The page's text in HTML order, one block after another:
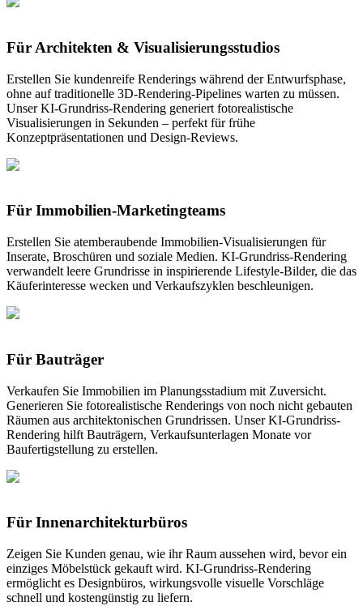
Für Architekten & Visualisierungsstudios
Erstellen Sie kundenreife Renderings während der Entwurfsphase,
ohne auf traditionelle 3D-Rendering-Pipelines warten zu müssen.
Unser KI-Grundriss-Rendering generiert fotorealistische
Visualisierungen in Sekunden – perfekt für frühe
Konzeptpräsentationen und Design-Reviews.
Für Immobilien-Marketingteams
Erstellen Sie atemberaubende Immobilien-Visualisierungen für
Inserate, Broschüren und soziale Medien. KI-Grundriss-Rendering
verwandelt leere Grundrisse in inspirierende Lifestyle-Bilder, die das
Käuferinteresse wecken und Verkaufszyklen beschleunigen.
Für Bauträger
Verkaufen Sie Immobilien im Planungsstadium mit Zuversicht.
Generieren Sie fotorealistische Renderings von noch nicht gebauten
Räumen aus architektonischen Grundrissen. Unser KI-Grundriss-
Rendering hilft Bauträgern, Verkaufsunterlagen Monate vor
Baufertigstellung zu erstellen.
Für Innenarchitekturbüros
Zeigen Sie Kunden genau, wie ihr Raum aussehen wird, bevor ein
einziges Möbelstück gekauft wird. KI-Grundriss-Rendering
ermöglicht es Designbüros, wirkungsvolle visuelle Vorschläge
schnell und kostengünstig zu liefern.